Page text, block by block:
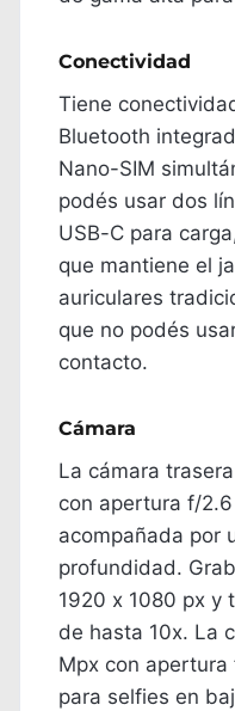
Conectividad
Tiene
Bluetooth
Nano-SIM
podés usar dos
USB-C para
que mantiene el
auriculares
que no podés
contacto.
Cámara
La cámara
con apertura f/
acompañada por
profundidad.
1920 x 1080 px y
de hasta 10x. La
Mpx con
para selfies en